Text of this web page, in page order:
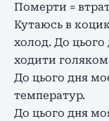
Померти =
Кутаюсь в
холод. До цього
ходити
До цього дня
температур.
До цього дня